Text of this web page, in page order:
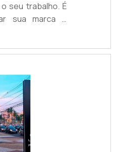
seu trabalho. É
sua marca e
de localização
Por ser
desenvolver,
porta de entrada
publicitária e
clientes.Tipos
do totem
mater.